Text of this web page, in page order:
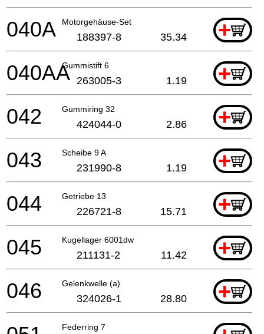
Motorgehäuse-Set +
040A 188397-8 35.34
Gummistift 6 +
040AA 263005-3 1.19
Gummiring 32 +
042 424044-0 2.86
Scheibe 9 A +
043 231990-8 1.19
Getriebe 13 +
044 226721-8 15.71
Kugellager 6001dw +
045 211131-2 11.42
Gelenkwelle (a) +
046 324026-1 28.80
Federring 7